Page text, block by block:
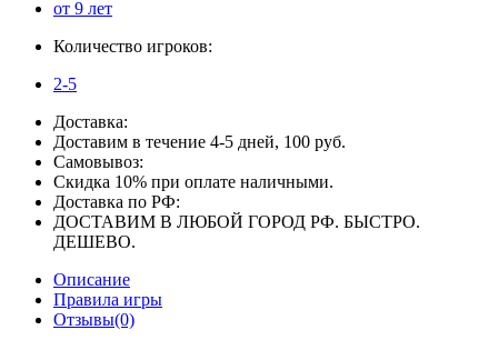
от 9 лет
Количество игроков:
2-5
Доставка:
Доставим в течение 4-5 дней, 100 руб.
Самовывоз:
Скидка 10% при оплате наличными.
Доставка по РФ:
ДОСТАВИМ В ЛЮБОЙ ГОРОД РФ. БЫСТРО.
ДЕШЕВО.
Описание
Правила игры
Отзывы(0)